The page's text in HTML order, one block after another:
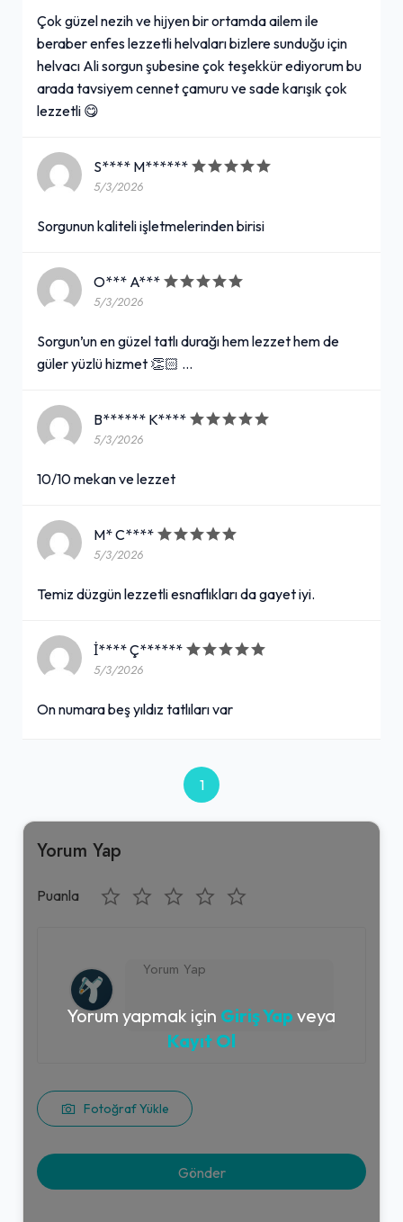
Çok güzel nezih ve hijyen bir ortamda ailem ile
beraber enfes lezzetli helvaları bizlere sunduğu için
helvacı Ali sorgun şubesine çok teşekkür ediyorum bu
arada tavsiyem cennet çamuru ve sade karışık çok
lezzetli 😋
S**** M******
5/3/2026
Sorgunun kaliteli işletmelerinden birisi
O*** A***
5/3/2026
Sorgun’un en güzel tatlı durağı hem lezzet hem de
güler yüzlü hizmet 👏🏻 …
B****** K****
5/3/2026
10/10 mekan ve lezzet
M* C****
5/3/2026
Temiz düzgün lezzetli esnaflıkları da gayet iyi.
İ**** Ç******
5/3/2026
On numara beş yıldız tatlıları var
1
Yorum Yap
Puanla
Fotoğraf Yükle
Yorum yapmak için Giriş Yap veya
Kayıt Ol